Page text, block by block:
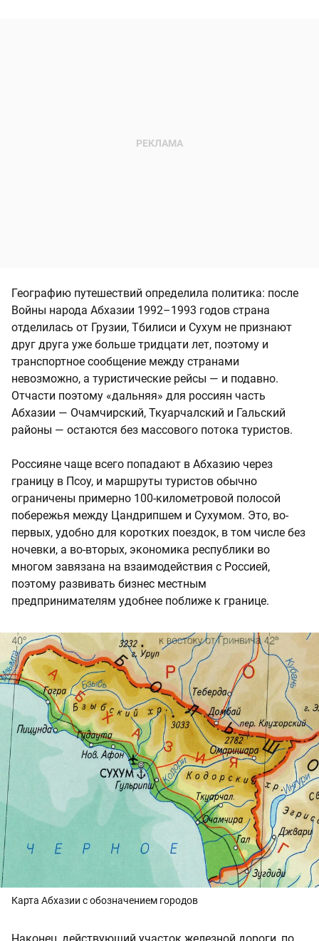
Географию путешествий определила политика: после
Войны народа Абхазии 1992–1993 годов страна
отделилась от Грузии, Тбилиси и Сухум не признают
друг друга уже больше тридцати лет, поэтому и
транспортное сообщение между странами
невозможно, а туристические рейсы — и подавно.
Отчасти поэтому «дальняя» для россиян часть
Абхазии — Очамчирский, Ткуарчалский и Гальский
районы — остаются без массового потока туристов.
Россияне чаще всего попадают в Абхазию через
границу в Псоу, и маршруты туристов обычно
ограничены примерно 100-километровой полосой
побережья между Цандрипшем и Сухумом. Это, во-
первых, удобно для коротких поездок, в том числе без
ночевки, а во-вторых, экономика республики во
многом завязана на взаимодействия с Россией,
поэтому развивать бизнес местным
предпринимателям удобнее поближе к границе.
Карта Абхазии с обозначением городов